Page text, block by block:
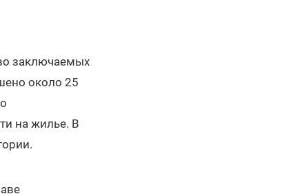
заключаемых
около 25
на жилье. В